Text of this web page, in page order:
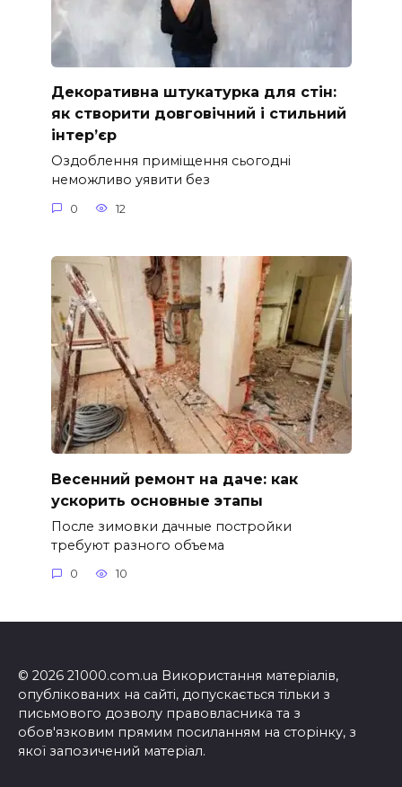
Декоративна штукатурка для стін:
як створити довговічний і стильний
інтер’єр
Оздоблення приміщення сьогодні
неможливо уявити без
0 12
Весенний ремонт на даче: как
ускорить основные этапы
После зимовки дачные постройки
требуют разного объема
0 10
© 2026 21000.com.ua Використання матеріалів,
опублікованих на сайті, допускається тільки з
письмового дозволу правовласника та з
обов'язковим прямим посиланням на сторінку, з
якої запозичений матеріал.